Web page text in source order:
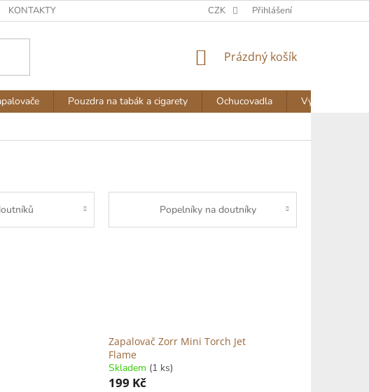
KONTAKTY NAPIŠTE NÁM AKTUALITY
CZK Přihlášení
NÁKUPNÍ
Prázdný košík
Pouzdra na tabák a cigarety Ochucovadla
Výprodej
Popelníky na doutníky
Zapalovač Zorr Mini Torch Jet
Flame
Skladem (1 ks)
199 Kč